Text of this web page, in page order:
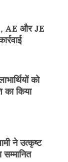
AE और JE
को
किया
ने उत्कृष्ट